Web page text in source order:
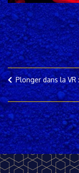
Plonger dans la VR